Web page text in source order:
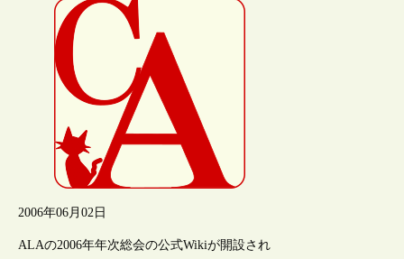
2006年06月02日
ALAの2006年年次総会の公式Wikiが開設され